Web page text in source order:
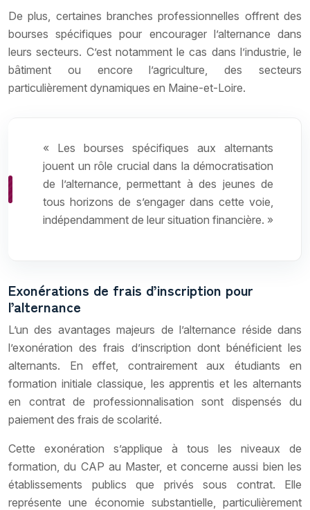
De plus, certaines branches professionnelles offrent des
bourses spécifiques pour encourager l’alternance dans
leurs secteurs. C’est notamment le cas dans l’industrie, le
bâtiment ou encore l’agriculture, des secteurs
particulièrement dynamiques en Maine-et-Loire.
« Les bourses spécifiques aux alternants
jouent un rôle crucial dans la démocratisation
de l’alternance, permettant à des jeunes de
tous horizons de s’engager dans cette voie,
indépendamment de leur situation financière. »
Exonérations de frais d’inscription pour
l’alternance
L’un des avantages majeurs de l’alternance réside dans
l’exonération des frais d’inscription dont bénéficient les
alternants. En effet, contrairement aux étudiants en
formation initiale classique, les apprentis et les alternants
en contrat de professionnalisation sont dispensés du
paiement des frais de scolarité.
Cette exonération s’applique à tous les niveaux de
formation, du CAP au Master, et concerne aussi bien les
établissements publics que privés sous contrat. Elle
représente une économie substantielle, particulièrement